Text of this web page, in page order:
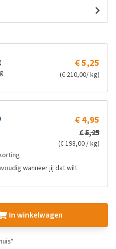
€ 5,25
(€ 210,00/ kg)
€ 4,95
€ 5,25
(€ 198,00 / kg)
wanneer jij dat wilt
In winkelwagen